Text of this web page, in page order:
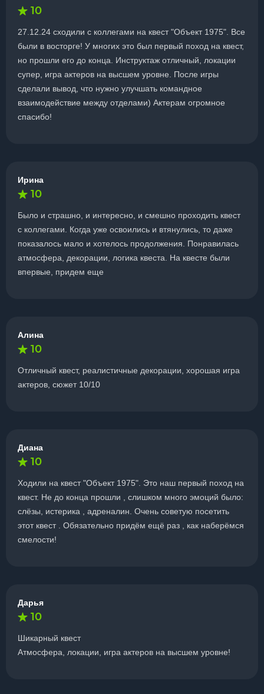
10
27.12.24 сходили с коллегами на квест "Объект 1975". Все
были в восторге! У многих это был первый поход на квест,
но прошли его до конца. Инструктаж отличный, локации
супер, игра актеров на высшем уровне. После игры
сделали вывод, что нужно улучшать командное
взаимодействие между отделами) Актерам огромное
спасибо!
Ирина
10
Было и страшно, и интересно, и смешно проходить квест
с коллегами. Когда уже освоились и втянулись, то даже
показалось мало и хотелось продолжения. Понравилась
атмосфера, декорации, логика квеста. На квесте были
впервые, придем еще
Алина
10
Отличный квест, реалистичные декорации, хорошая игра
актеров, сюжет 10/10
Диана
10
Ходили на квест "Объект 1975". Это наш первый поход на
квест. Не до конца прошли , слишком много эмоций было:
слёзы, истерика , адреналин. Очень советую посетить
этот квест . Обязательно придём ещё раз , как наберёмся
смелости!
Дарья
10
Шикарный квест
Атмосфера, локации, игра актеров на высшем уровне!